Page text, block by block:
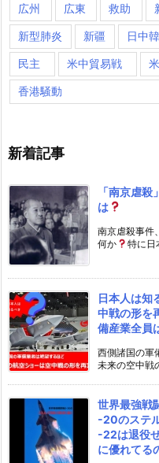
広州 広東 救助
新型肺炎 新疆 日中
民主 米中貿易戦
香港騒動
新着記事
「南京虐
は
南京虐殺事件
何か
特に日
日本人は知
中戦の形を
備産業全員
西側諸国の軍
未来の空中戦
世界最強戦
-20のステ
-22は退役
に優れてる